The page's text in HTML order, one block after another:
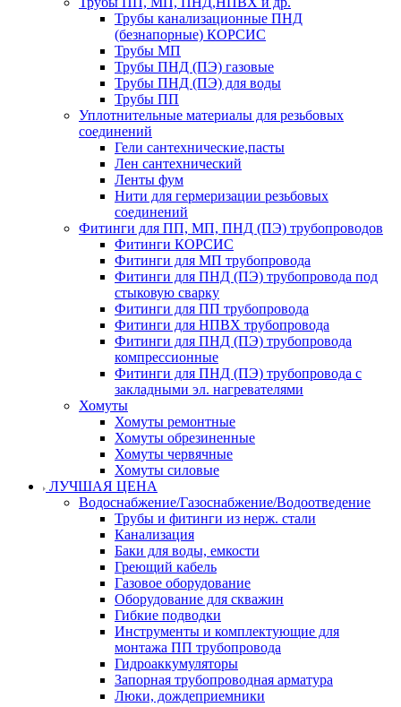
Трубы канализационные ПНД
(безнапорные) КОРСИС
Трубы МП
Трубы ПНД (ПЭ) газовые
Трубы ПНД (ПЭ) для воды
Трубы ПП
Уплотнительные материалы для резьбовых
соединений
Гели сантехнические,пасты
Лен сантехнический
Ленты фум
Нити для гермеризации резьбовых
соединений
Фитинги для ПП, МП, ПНД (ПЭ) трубопроводов
Фитинги КОРСИС
Фитинги для МП трубопровода
Фитинги для ПНД (ПЭ) трубопровода под
стыковую сварку
Фитинги для ПП трубопровода
Фитинги для НПВХ трубопровода
Фитинги для ПНД (ПЭ) трубопровода
компрессионные
Фитинги для ПНД (ПЭ) трубопровода с
закладными эл. нагревателями
Хомуты
Хомуты ремонтные
Хомуты обрезиненные
Хомуты червячные
Хомуты силовые
ЛУЧШАЯ ЦЕНА
Водоснабжение/Газоснабжение/Водоотведение
Трубы и фитинги из нерж. стали
Канализация
Баки для воды, емкости
Греющий кабель
Газовое оборудование
Оборудование для скважин
Гибкие подводки
Инструменты и комплектующие для
монтажа ПП трубопровода
Гидроаккумуляторы
Запорная трубопроводная арматура
Люки, дождеприемники